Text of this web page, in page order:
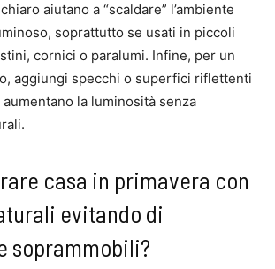
aiutano a “scaldare” l’ambiente
soprattutto se usati in piccoli
cornici o paralumi. Infine, per un
aggiungi specchi o superfici riflettenti
la luminosità senza
casa in primavera con
evitando di
soprammobili?